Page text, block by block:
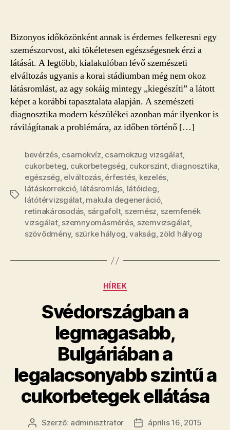
Bizonyos időközönként annak is érdemes felkeresni egy
szemészorvost, aki tökéletesen egészségesnek érzi a
látását. A legtöbb, kialakulóban lévő szemészeti
elváltozás ugyanis a korai stádiumban még nem okoz
látásromlást, az agy sokáig mintegy „kiegészíti” a látott
képet a korábbi tapasztalata alapján. A szemészeti
diagnosztika modern készülékei azonban már ilyenkor is
rávilágítanak a problémára, az időben történő […]
Címkék
bevérzés, csarnokvíz, csarnokzug vizsgálat,
cukorbeteg, cukorbetegség, cukorszint, diagnosztika,
egészség, elváltozás, érfestés, kezelés,
látáskorrekció, látásromlás, látóideg,
látótérvizsgálat, makula degeneráció,
retinakárosodás, sárgafolt, szemész, szemfenék
vizsgálat, szemnyomásmérés, szemvizsgálat,
szövődmény, szürke hályog,vakság, zöld hályog
Kategóriák
HÍREK
Svédországban a
legmagasabb,
Bulgáriában a
legalacsonyabb szintű a
cukorbetegek ellátása
Bejegyzés
Szerző: adminisztrator
Bejegyzés
április 16, 2015